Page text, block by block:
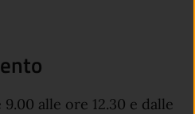
alle ore 12.30 e dalle